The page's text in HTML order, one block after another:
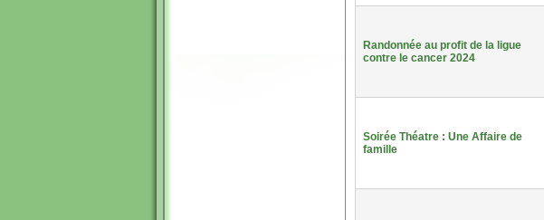
Randonnée au profit de la ligue
contre le cancer 2024
Soirée Théatre : Une Affaire de
famille